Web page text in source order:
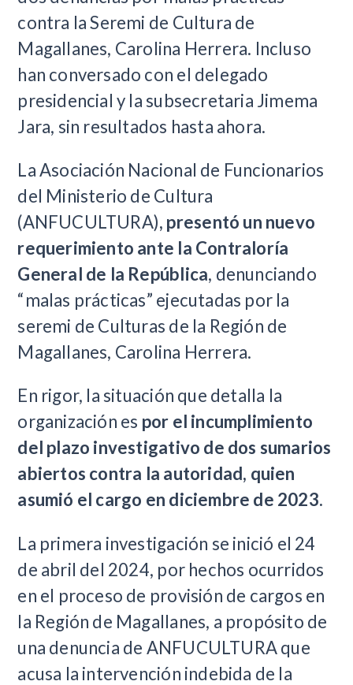
contra la Seremi de Cultura de
Magallanes, Carolina Herrera. Incluso
han conversado con el delegado
presidencial y la subsecretaria Jimema
Jara, sin resultados hasta ahora.
La Asociación Nacional de Funcionarios
del Ministerio de Cultura
(ANFUCULTURA), presentó un nuevo
requerimiento ante la Contraloría
General de la República, denunciando
“malas prácticas” ejecutadas por la
seremi de Culturas de la Región de
Magallanes, Carolina Herrera.
En rigor, la situación que detalla la
organización es por el incumplimiento
del plazo investigativo de dos sumarios
abiertos contra la autoridad, quien
asumió el cargo en diciembre de 2023.
La primera investigación se inició el 24
de abril del 2024, por hechos ocurridos
en el proceso de provisión de cargos en
la Región de Magallanes, a propósito de
una denuncia de ANFUCULTURA que
acusa la intervención indebida de la